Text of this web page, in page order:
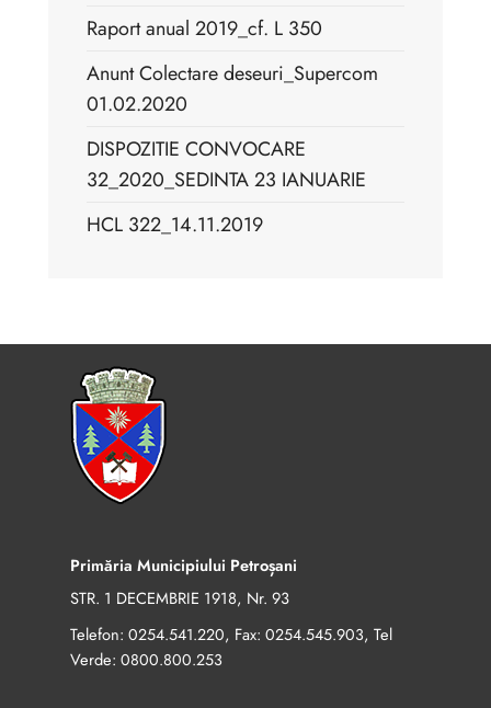
Raport anual 2019_cf. L 350
Anunt Colectare deseuri_Supercom
01.02.2020
DISPOZITIE CONVOCARE
32_2020_SEDINTA 23 IANUARIE
HCL 322_14.11.2019
Primăria Municipiului Petroșani
STR. 1 DECEMBRIE 1918, Nr. 93
Telefon: 0254.541.220, Fax: 0254.545.903, Tel
Verde: 0800.800.253